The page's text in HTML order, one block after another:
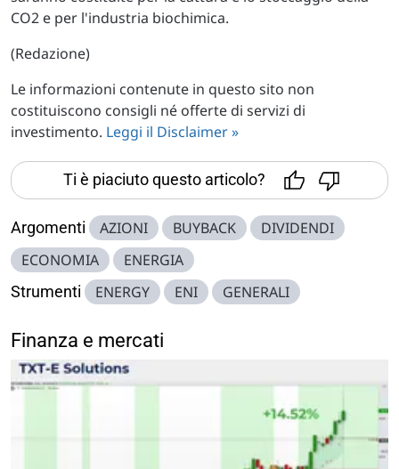
CO2 e per l'industria biochimica.
(Redazione)
Le informazioni contenute in questo sito non
costituiscono consigli né offerte di servizi di
investimento. Leggi il Disclaimer »
Ti è piaciuto questo articolo?
Argomenti AZIONI BUYBACK
DIVIDENDI
ECONOMIA
ENERGIA
Strumenti ENERGY ENI GENERALI
Finanza e mercati